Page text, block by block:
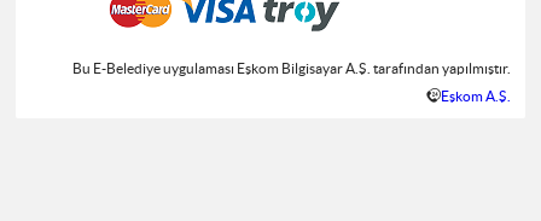
Bu E-Belediye uygulaması Eşkom Bilgisayar A.Ş. tarafından yapılmıştır.
Eşkom A.Ş.